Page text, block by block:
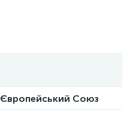
Європейський Союз